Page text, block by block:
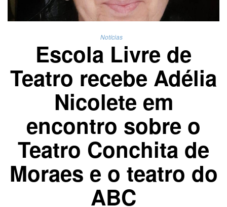
Notícias
Escola Livre de
Teatro recebe Adélia
Nicolete em
encontro sobre o
Teatro Conchita de
Moraes e o teatro do
ABC